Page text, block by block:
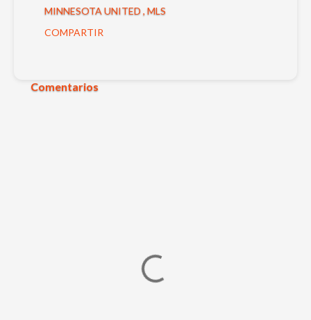
MINNESOTA UNITED MLS
COMPARTIR
Comentarios